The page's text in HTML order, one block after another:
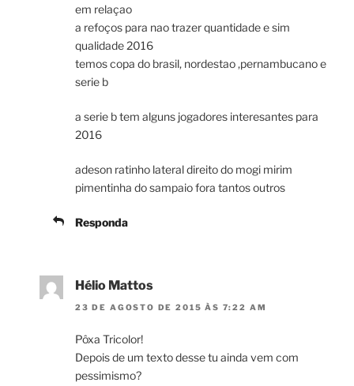
em relaçao
a refoços para nao trazer quantidade e sim
qualidade 2016
temos copa do brasil, nordestao ,pernambucano e
serie b
a serie b tem alguns jogadores interesantes para
2016
adeson ratinho lateral direito do mogi mirim
pimentinha do sampaio fora tantos outros
Responda
Hélio Mattos
23 DE AGOSTO DE 2015 ÀS 7:22 AM
Pôxa Tricolor!
Depois de um texto desse tu ainda vem com
pessimismo?